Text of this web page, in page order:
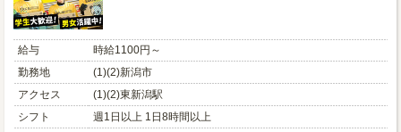
給与
時給1100円～
勤務地
(1)(2)新潟市
アクセス
(1)(2)東新潟駅
シフト
週1日以上 1日8時間以上